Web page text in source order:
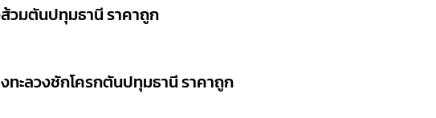
วมตันปทุมธานี ราคาถูก
ะลวงชักโครกตันปทุมธานี ราคาถูก